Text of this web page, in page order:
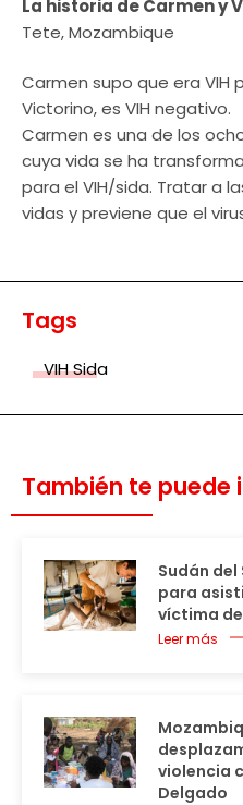
La historia de Carmen y
Tete, Mozambique
Carmen supo que era VIH
Victorino, es VIH negativo.
Carmen es una de los
cuya vida se ha
para el VIH/sida. Tratar a
vidas y previene que el
Tags
VIH Sida
También te puede
Sudán del
para
víctima
Leer más
violencia
Delgado